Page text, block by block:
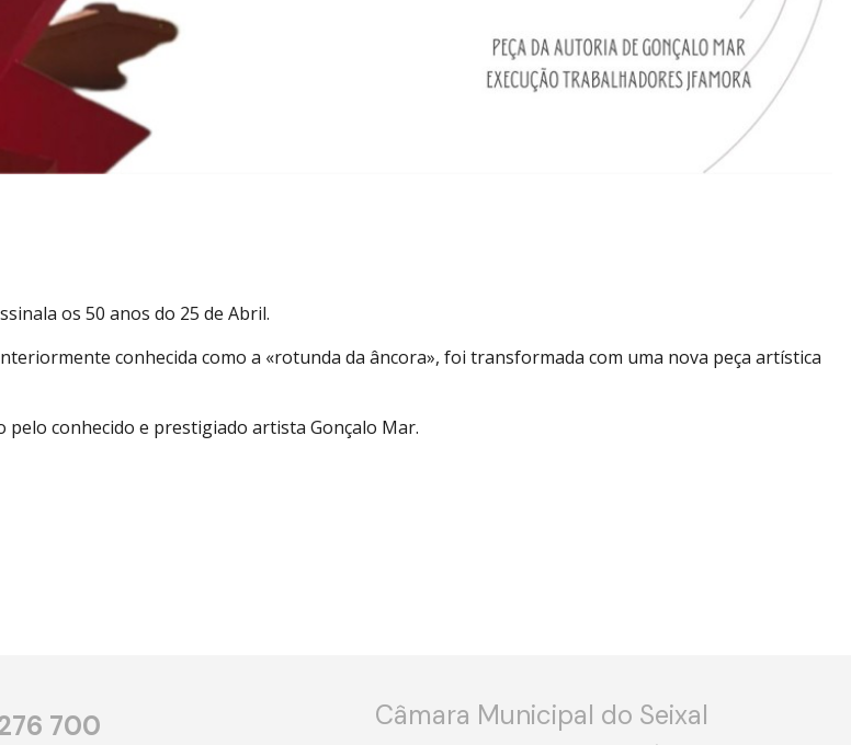
os 50 anos do 25 de Abril.
conhecida como a «rotunda da âncora», foi transformada com uma nova peça artística
conhecido e prestigiado artista Gonçalo Mar.
700 Câmara Municipal do Seixal